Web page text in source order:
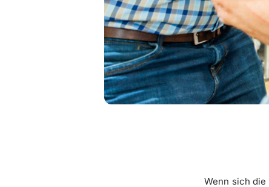
Wenn sich die